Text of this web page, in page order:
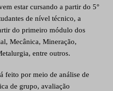
estar cursando a partir do 5°
de nível técnico, a
do primeiro módulo dos
Mecânica, Mineração,
entre outros.
feito por meio de análise de
de grupo, avaliação